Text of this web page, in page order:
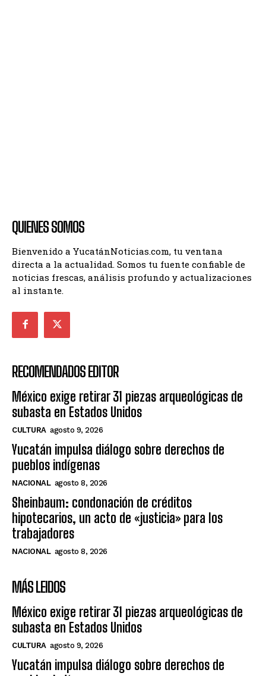
QUIENES SOMOS
Bienvenido a YucatánNoticias.com, tu ventana
directa a la actualidad. Somos tu fuente confiable de
noticias frescas, análisis profundo y actualizaciones
al instante.
RECOMENDADOS EDITOR
México exige retirar 31 piezas arqueológicas de
subasta en Estados Unidos
CULTURA agosto 9, 2026
Yucatán impulsa diálogo sobre derechos de
pueblos indígenas
NACIONAL agosto 8, 2026
Sheinbaum: condonación de créditos
hipotecarios, un acto de «justicia» para los
trabajadores
NACIONAL agosto 8, 2026
MÁS LEIDOS
México exige retirar 31 piezas arqueológicas de
subasta en Estados Unidos
CULTURA agosto 9, 2026
Yucatán impulsa diálogo sobre derechos de